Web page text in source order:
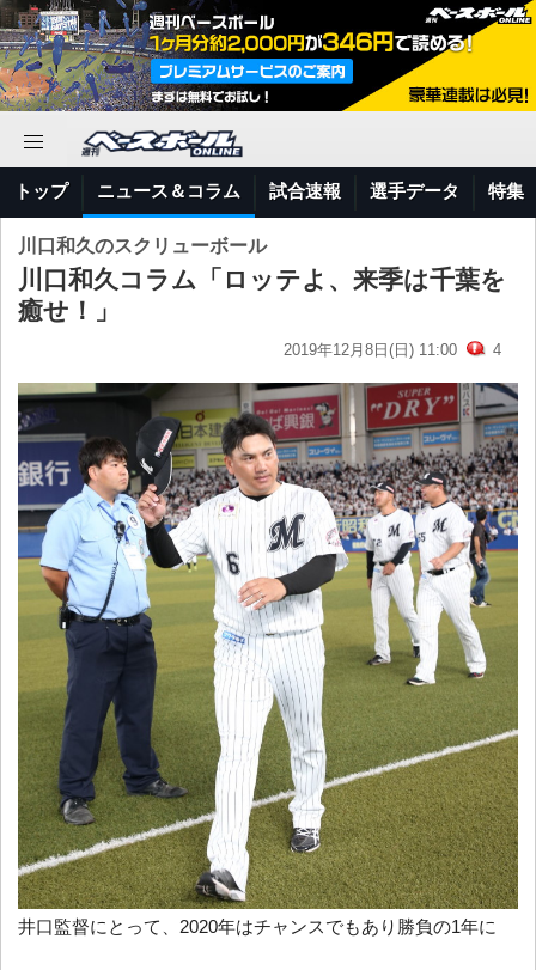
トップ ニュース＆コラム 試合速報 選手データ 特集
川口和久のスクリューボール
川口和久コラム「ロッテよ、来季は千葉を
癒せ！」
2019年12月8日(日) 11:00 4
井口監督にとって、2020年はチャンスでもあり勝負の1年に